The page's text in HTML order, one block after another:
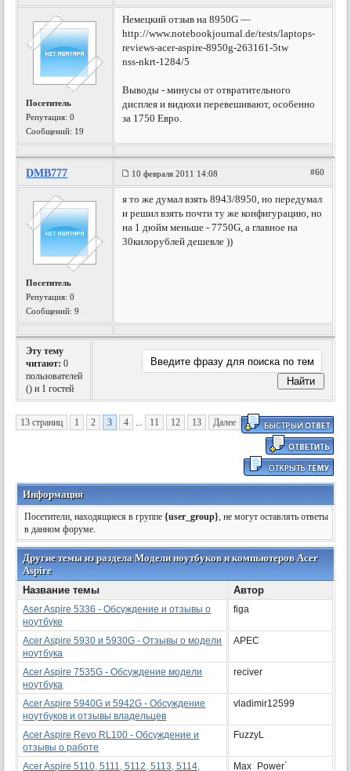
Посетитель
Репутация:0
Сообщений: 19
Немецкий отзыв на 8950G —
http://www.notebookjournal.de/tests/laptops-
reviews-acer-aspire-8950g-263161-5tw
nss-nkrt-1284/5
Выводы - минусы от отвратительного
дисплея и видюхи перевешивают, особенно
за 1750 Евро.
DMB777 10 февраля 2011 14:08 #60
Посетитель
Репутация:0
Сообщений: 9
я то же думал взять 8943/8950, но передумал
и решил взять почти ту же конфигурацию, но
на 1 дюйм меньше - 7750G, а главное на
30килорублей дешевле ))
Эту тему
читают: 0
пользователей
() и 1 гостей
13 страниц 1 2 3 4 ... 11 12 13 Далее
Информация
Посетители, находящиеся в группе{user_group}, не могут оставлять ответы
в данном форуме.
Другие темы из раздела Модели ноутбуков и компьютеров Acer
Aspire
Название темы
Автор
Aser Aspire 5336 - Обсуждение и отзывы о
ноутбуке
figa
Acer Aspire 5930 и 5930G - Отзывы о модели
ноутбука
APEC
Acer Aspire 7535G - Обсуждение модели
ноутбука
reciver
Acer Aspire 5940G и 5942G - Обсуждение
ноутбуков и отзывы владельцев
vladimir12599
Acer Aspire Revo RL100 - Обсуждение и
отзывы о работе
FuzzyL
Acer Aspire 5110, 5111, 5112, 5113, 5114, Max_Power`